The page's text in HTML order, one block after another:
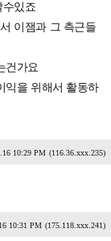
수있죠
이잼과 그 측근들
건가요
익을 위해서 활동하
10:29 PM (116.36.xxx.235)
10:31 PM (175.118.xxx.241)